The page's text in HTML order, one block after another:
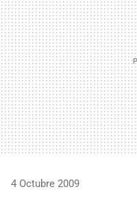
4 Octubre 2009